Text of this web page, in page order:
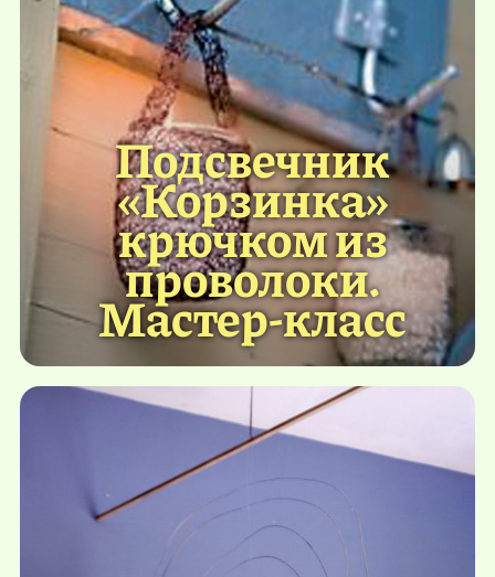
Подсвечник
«Корзинка»
крючком из
проволоки.
Мастер-класс